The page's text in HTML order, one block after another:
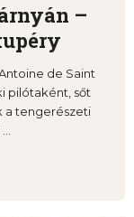
–
de Saint
pilótaként, sőt
a tengerészeti